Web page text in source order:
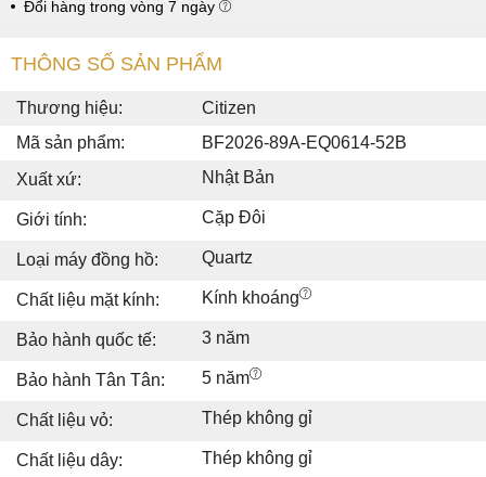
Đổi hàng trong vòng 7 ngày
THÔNG SỐ SẢN PHẨM
Thương hiệu:
Citizen
Mã sản phẩm:
BF2026-89A-EQ0614-52B
Xuất xứ:
Nhật Bản
Giới tính: Cặp Đôi
Loại máy đồng hồ: Quartz
Chất liệu mặt kính: Kính khoáng
Bảo hành quốc tế: 3 năm
Bảo hành Tân Tân: 5 năm
Chất liệu vỏ: Thép không gỉ
Chất liệu dây: Thép không gỉ